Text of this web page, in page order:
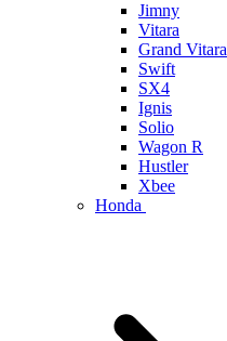
Jimny
Vitara
Grand Vitara
Swift
SX4
Ignis
Solio
Wagon R
Hustler
Xbee
Honda